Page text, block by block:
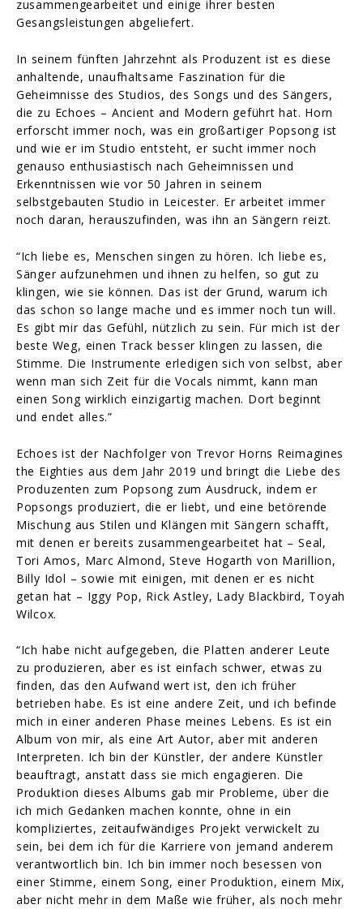
zusammengearbeitet und einige ihrer besten
Gesangsleistungen abgeliefert.
In seinem fünften Jahrzehnt als Produzent ist es diese
anhaltende, unaufhaltsame Faszination für die
Geheimnisse des Studios, des Songs und des Sängers,
die zu Echoes – Ancient and Modern geführt hat. Horn
erforscht immer noch, was ein großartiger Popsong ist
und wie er im Studio entsteht, er sucht immer noch
genauso enthusiastisch nach Geheimnissen und
Erkenntnissen wie vor 50 Jahren in seinem
selbstgebauten Studio in Leicester. Er arbeitet immer
noch daran, herauszufinden, was ihn an Sängern reizt.
“Ich liebe es, Menschen singen zu hören. Ich liebe es,
Sänger aufzunehmen und ihnen zu helfen, so gut zu
klingen, wie sie können. Das ist der Grund, warum ich
das schon so lange mache und es immer noch tun will.
Es gibt mir das Gefühl, nützlich zu sein. Für mich ist der
beste Weg, einen Track besser klingen zu lassen, die
Stimme. Die Instrumente erledigen sich von selbst, aber
wenn man sich Zeit für die Vocals nimmt, kann man
einen Song wirklich einzigartig machen. Dort beginnt
und endet alles.”
Echoes ist der Nachfolger von Trevor Horns Reimagines
the Eighties aus dem Jahr 2019 und bringt die Liebe des
Produzenten zum Popsong zum Ausdruck, indem er
Popsongs produziert, die er liebt, und eine betörende
Mischung aus Stilen und Klängen mit Sängern schafft,
mit denen er bereits zusammengearbeitet hat – Seal,
Tori Amos, Marc Almond, Steve Hogarth von Marillion,
Billy Idol – sowie mit einigen, mit denen er es nicht
getan hat – Iggy Pop, Rick Astley, Lady Blackbird, Toyah
Wilcox.
“Ich habe nicht aufgegeben, die Platten anderer Leute
zu produzieren, aber es ist einfach schwer, etwas zu
finden, das den Aufwand wert ist, den ich früher
betrieben habe. Es ist eine andere Zeit, und ich befinde
mich in einer anderen Phase meines Lebens. Es ist ein
Album von mir, als eine Art Autor, aber mit anderen
Interpreten. Ich bin der Künstler, der andere Künstler
beauftragt, anstatt dass sie mich engagieren. Die
Produktion dieses Albums gab mir Probleme, über die
ich mich Gedanken machen konnte, ohne in ein
kompliziertes, zeitaufwändiges Projekt verwickelt zu
sein, bei dem ich für die Karriere von jemand anderem
verantwortlich bin. Ich bin immer noch besessen von
einer Stimme, einem Song, einer Produktion, einem Mix,
aber nicht mehr in dem Maße wie früher, als noch mehr